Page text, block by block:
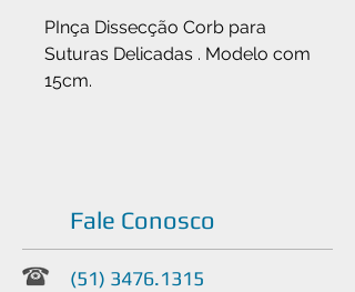
PInça Dissecção Corb para
Suturas Delicadas . Modelo com
15cm.
Fale Conosco
(51) 3476.1315